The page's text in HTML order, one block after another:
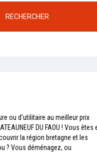
RECHERCHER
ou d'utilitaire au meilleur prix
DU FAOU ! Vous êtes
la région bretagne et les
? Vous déménagez, ou